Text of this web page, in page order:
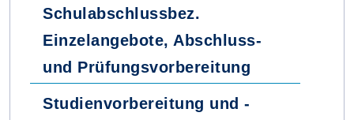
Schulabschlussbez.
Einzelangebote, Abschluss-
und Prüfungsvorbereitung
Studienvorbereitung und -